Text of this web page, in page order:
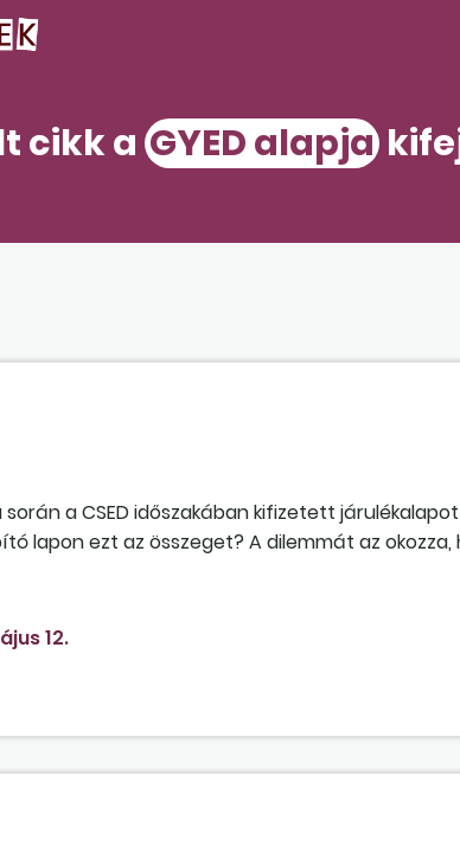
cikk a GYED alapja
a CSED időszakában kifizetett
lapon ezt az összeget? A dilemmát az
12.